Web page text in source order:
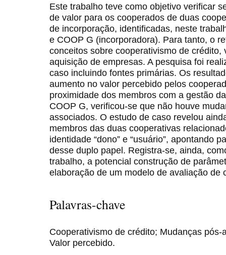
Este trabalho teve como objetivo verificar
de valor para os cooperados de duas
de incorporação, identificadas, neste
e COOP G (incorporadora). Para tanto, o
conceitos sobre cooperativismo de crédito,
aquisição de empresas. A pesquisa foi
caso incluindo fontes primárias. Os
aumento no valor percebido pelos
proximidade dos membros com a gestão
COOP G, verificou-se que não houve
associados. O estudo de caso revelou
membros das duas cooperativas
identidade “dono” e “usuário”, apontando
desse duplo papel. Registra-se, ainda,
trabalho, a potencial construção de
elaboração de um modelo de avaliação de
Palavras-chave
Cooperativismo de crédito; Mudanças
Valor percebido.